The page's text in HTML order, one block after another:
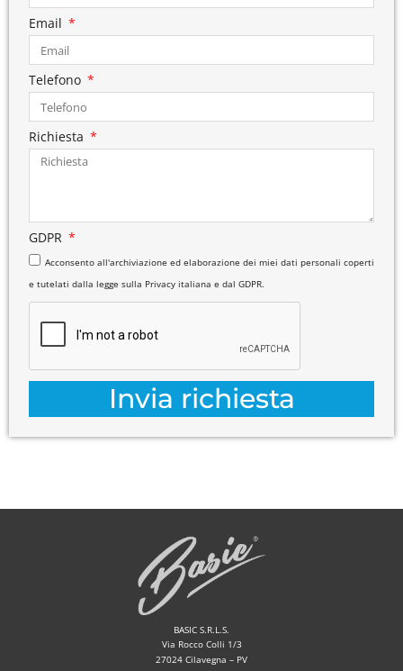
Email
Telefono
Richiesta
GDPR
Acconsento all'archiviazione ed elaborazione dei miei dati personali coperti
e tutelati dalla legge sulla Privacy italiana e dal GDPR.
Invia richiesta
BASIC S.R.L.S.
Via Rocco Colli 1/3
27024 Cilavegna – PV